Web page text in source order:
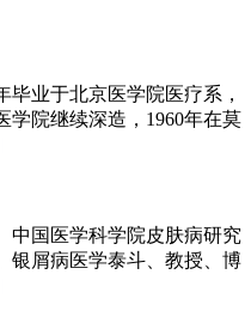
业于北京医学院医疗系，
学院继续深造，1960年在莫
学科学院皮肤病研究
银屑病医学泰斗、教授、博